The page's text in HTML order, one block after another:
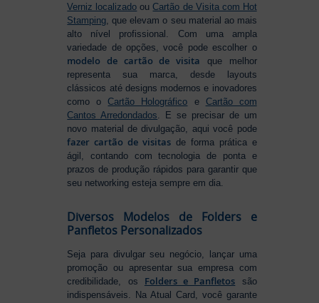
Verniz localizado ouCartão de Visita com Hot
Stamping , que elevam o seu material ao mais
alto nível profissional. Com uma ampla
variedade de opções, você pode escolher o
modelo de cartão de visita que melhor
representa sua marca, desde layouts
clássicos até designs modernos e inovadores
como oCartão Holográfico e Cartão com
Cantos Arredondados . E se precisar de um
novo material de divulgação, aqui você pode
fazer cartão de visitas de forma prática e
ágil, contando com tecnologia de ponta e
prazos de produção rápidos para garantir que
seu networking esteja sempre em dia.
Diversos Modelos de Folders e
Panfletos Personalizados
Seja para divulgar seu negócio, lançar uma
promoção ou apresentar sua empresa com
credibilidade, os Folders e Panfletos são
indispensáveis. Na Atual Card, você garante